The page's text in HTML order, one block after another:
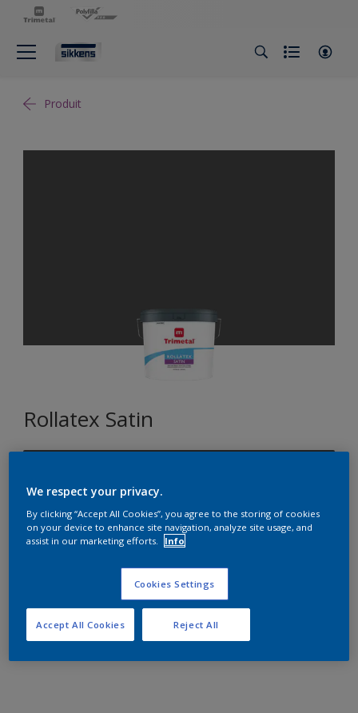
Produit
Rollatex Satin
Format
Quantité
We respect your privacy.
By clicking “Accept All Cookies”, you agree to the storing of cookies
on your device to enhance site navigation, analyze site usage, and
assist in our marketing efforts.
Info
Cookies Settings
Reject All
Accept All Cookies